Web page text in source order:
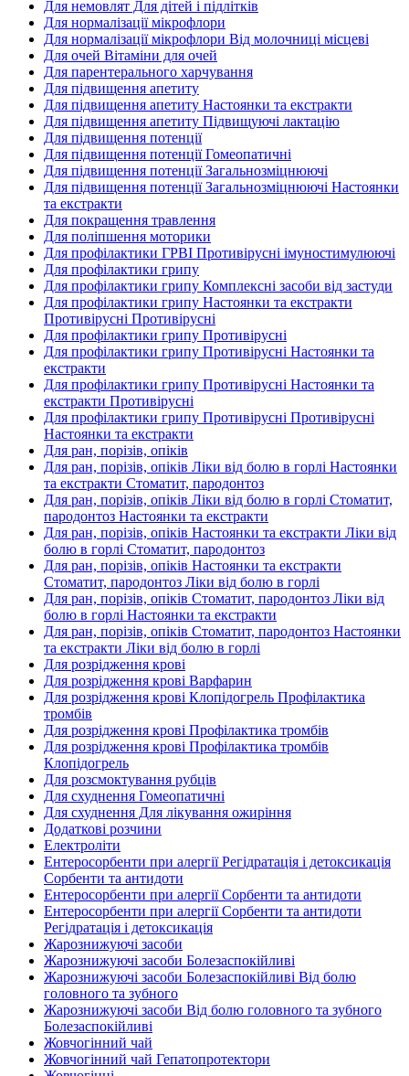
Для немовлят Для дітей і підлітків
Для нормалізації мікрофлори
Для нормалізації мікрофлори Від молочниці місцеві
Для очей Вітаміни для очей
Для парентерального харчування
Для підвищення апетиту
Для підвищення апетиту Настоянки та екстракти
Для підвищення апетиту Підвищуючі лактацію
Для підвищення потенції
Для підвищення потенції Гомеопатичні
Для підвищення потенції Загальнозміцнюючі
Для підвищення потенції Загальнозміцнюючі Настоянки
та екстракти
Для покращення травлення
Для поліпшення моторики
Для профілактики ГРВІ Противірусні імуностимулюючі
Для профілактики грипу
Для профілактики грипу Комплексні засоби від застуди
Для профілактики грипу Настоянки та екстракти
Противірусні Противірусні
Для профілактики грипу Противірусні
Для профілактики грипу Противірусні Настоянки та
екстракти
Для профілактики грипу Противірусні Настоянки та
екстракти Противірусні
Для профілактики грипу Противірусні Противірусні
Настоянки та екстракти
Для ран, порізів, опіків
Для ран, порізів, опіків Ліки від болю в горлі Настоянки
та екстракти Стоматит, пародонтоз
Для ран, порізів, опіків Ліки від болю в горлі Стоматит,
пародонтоз Настоянки та екстракти
Для ран, порізів, опіків Настоянки та екстракти Ліки від
болю в горлі Стоматит, пародонтоз
Для ран, порізів, опіків Настоянки та екстракти
Стоматит, пародонтоз Ліки від болю в горлі
Для ран, порізів, опіків Стоматит, пародонтоз Ліки від
болю в горлі Настоянки та екстракти
Для ран, порізів, опіків Стоматит, пародонтоз Настоянки
та екстракти Ліки від болю в горлі
Для розрідження крові
Для розрідження крові Варфарин
Для розрідження крові Клопідогрель Профілактика
тромбів
Для розрідження крові Профілактика тромбів
Для розрідження крові Профілактика тромбів
Клопідогрель
Для розсмоктування рубців
Для схуднення Гомеопатичні
Для схуднення Для лікування ожиріння
Додаткові розчини
Електроліти
Ентеросорбенти при алергії Регідратація і детоксикація
Сорбенти та антидоти
Ентеросорбенти при алергії Сорбенти та антидоти
Ентеросорбенти при алергії Сорбенти та антидоти
Регідратація і детоксикація
Жарознижуючі засоби
Жарознижуючі засоби Болезаспокійливі
Жарознижуючі засоби Болезаспокійливі Від болю
головного та зубного
Жарознижуючі засоби Від болю головного та зубного
Болезаспокійливі
Жовчогінний чай
Жовчогінний чай Гепатопротектори